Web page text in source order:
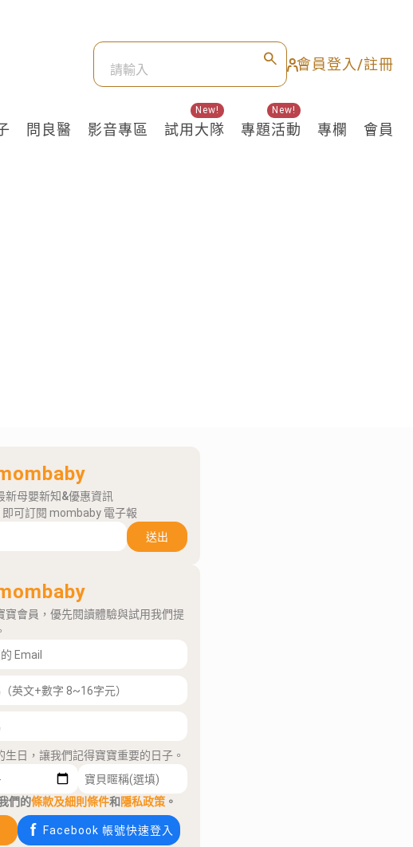
會員登入/註冊
問良醫 影音專區 試用大隊
New!
專題活動
New!
專欄 會員
新母嬰新知&優惠資訊
可訂閱 mombaby 電子報
送出
寶會員，優先閱讀體驗與試用我們提
生日，讓我們記得寶寶重要的日子。
們的條款及細則條件和隱私政策 。
Facebook 帳號快速登入